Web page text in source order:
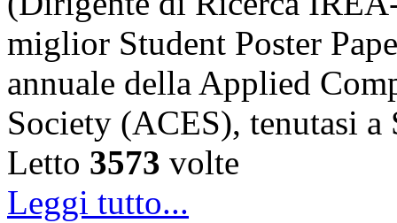
miglior Student Poster
annuale della Applied
Society (ACES), tenutasi
Letto 3573 volte
Leggi tutto...